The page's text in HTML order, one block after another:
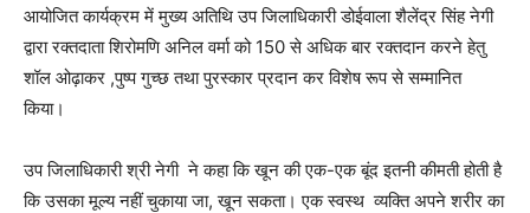
आयोजित कार्यक्रम में मुख्य अतिथि उप जिलाधिकारी डोईवाला शैलेंद्र सिंह नेगी
द्वारा रक्तदाता शिरोमणि अनिल वर्मा को 150 से अधिक बार रक्तदान करने हेतु
शॉल ओढ़ाकर ,पुष्प गुच्छ तथा पुरस्कार प्रदान कर विशेष रूप से सम्मानित
किया।
उप जिलाधिकारी श्री नेगी ने कहा कि खून की एक-एक बूंद इतनी कीमती होती है
कि उसका मूल्य नहीं चुकाया जा, खून सकता। एक स्वस्थ व्यक्ति अपने शरीर का